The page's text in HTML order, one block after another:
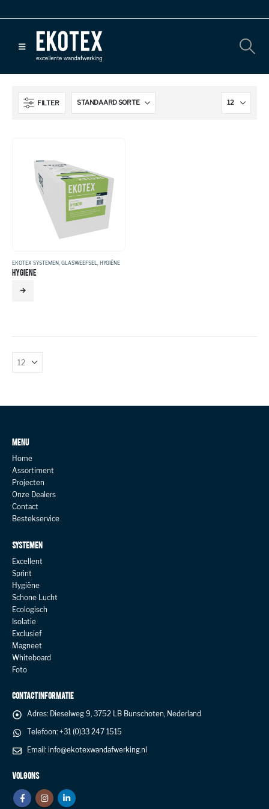
FILTER
EKOTEX SYSTEMEN GLASWEEFSEL HYGIËNE
HYGIENE
MENU
Home
Assortiment
Projecten
Onze Dealers
Contact
Bestekservice
SYSTEMEN
Excellent
Sprint
Hygiëne
Schone Lucht
Ecologisch
Isolatie
Exclusief
Magneet
Whiteboard
Foto
CONTACT INFORMATIE
Adres: Dieselweg 9, 3752 LB Bunschoten, Nederland
Telefoon: +31 (0)33 247 1515
Email: info@ekotexwandafwerking.nl
VOLG ONS